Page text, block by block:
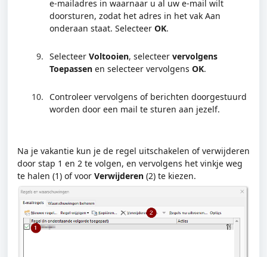
e-mailadres in waarnaar u al uw e-mail wilt
doorsturen, zodat het adres in het vak Aan
onderaan staat. Selecteer OK.
Selecteer Voltooien, selecteer vervolgens
Toepassen en selecteer vervolgens OK.
Controleer vervolgens of berichten doorgestuurd
worden door een mail te sturen aan jezelf.
Na je vakantie kun je de regel uitschakelen of verwijderen
door stap 1 en 2 te volgen, en vervolgens het vinkje weg
te halen (1) of voor Verwijderen (2) te kiezen.